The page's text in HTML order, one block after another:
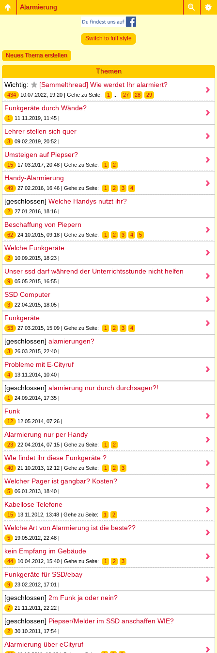
Alarmierung
Switch to full style
Neues Thema erstellen
Themen
Wichtig:
[Sammelthread] Wie werdet Ihr alarmiert?
434 10.07.2022, 19:20 | Gehe zu Seite: 1 27 28 29
Funkgeräte durch Wände?
1 11.11.2019, 11:45 |
Lehrer stellen sich quer
3 09.02.2019, 20:52 |
Umsteigen auf Piepser?
15 17.03.2017, 20:48 | Gehe zu Seite: 1 2
Handy-Alarmierung
49 27.02.2016, 16:46 | Gehe zu Seite: 1 2 3 4
[geschlossen] Welche Handys nutzt ihr?
2 27.01.2016, 18:16 |
Beschaffung von Piepern
62 24.10.2015, 09:18 | Gehe zu Seite: 1 2 3 4 5
Welche Funkgeräte
2 10.09.2015, 18:23 |
Unser ssd darf während der Unterrichtsstunde nicht helfen
9 05.05.2015, 16:55 |
SSD Computer
3 22.04.2015, 18:05 |
Funkgeräte
53 27.03.2015, 15:09 | Gehe zu Seite: 1 2 3 4
[geschlossen] alamierungen?
3 26.03.2015, 22:40 |
Probleme mit E-Cityruf
4 13.11.2014, 10:40 |
[geschlossen] alamierung nur durch durchsagen?!
1 24.09.2014, 17:35 |
Funk
12 12.05.2014, 07:26 |
Alarmierung nur per Handy
23 22.04.2014, 07:15 | Gehe zu Seite: 1 2
WIe findet ihr diese Funkgeräte ?
40 21.10.2013, 12:12 | Gehe zu Seite: 1 2 3
Welcher Pager ist gangbar? Kosten?
5 06.01.2013, 18:40 |
Kabellose Telefone
15 13.11.2012, 13:48 | Gehe zu Seite: 1 2
Welche Art von Alarmierung ist die beste??
5 19.05.2012, 22:48 |
kein Empfang im Gebäude
44 10.04.2012, 15:40 | Gehe zu Seite: 1 2 3
Funkgeräte für SSD/ebay
9 23.02.2012, 17:01 |
[geschlossen] 2m Funk ja oder nein?
7 21.11.2011, 22:22 |
[geschlossen] Piepser/Melder im SSD anschaffen WIE?
2 30.10.2011, 17:54 |
Alarmierung über eCityruf